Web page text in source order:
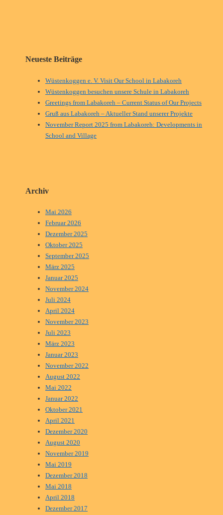
Neueste Beiträge
Wüstenkoggen e. V. Visit Our School in Labakoreh
Wüstenkoggen besuchen unsere Schule in Labakoreh
Greetings from Labakoreh – Current Status of Our Projects
Gruß aus Labakoreh – Aktueller Stand unserer Projekte
November Report 2025 from Labakoreh: Developments in
School and Village
Archiv
Mai 2026
Februar 2026
Dezember 2025
Oktober 2025
September 2025
März 2025
Januar 2025
November 2024
Juli 2024
April 2024
November 2023
Juli 2023
März 2023
Januar 2023
November 2022
August 2022
Mai 2022
Januar 2022
Oktober 2021
April 2021
Dezember 2020
August 2020
November 2019
Mai 2019
Dezember 2018
Mai 2018
April 2018
Dezember 2017